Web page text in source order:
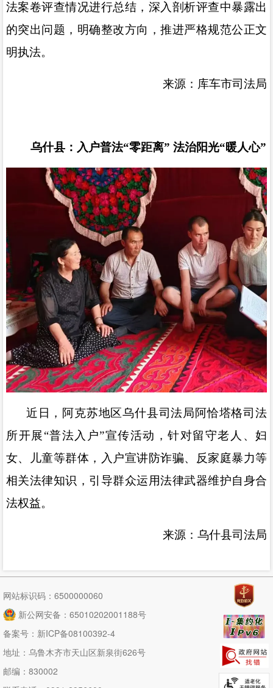
法案卷评查情况进行总结， 深入剖析评查中暴露出
的突出问题，明确整改方向，推进严格规范公正文
明执法。
来源：库车市司法局
乌什县：入户普法“零距离” 法治阳光“暖人心”
近日 ，阿克苏地区乌什县司法局阿恰塔格司法
所开展“普法入户”宣传活动，针对留守老人、妇
女、儿童等群体，入户宣讲防诈骗、反家庭暴力等
相关法律知识，引导群众运用法律武器维护自身合
法权益。
来源：乌什县司法局
网站标识码：6500000060
新公网安备：65010202001188号
备案号： 新ICP备08100392-4
地址：乌鲁木齐市天山区新泉街626号
邮编：830002